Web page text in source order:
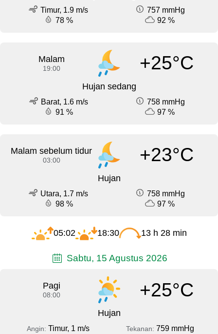
Timur, 1.9 m/s
757 mmHg
78 %
92 %
Malam
19:00 +25°C
Hujan sedang
Barat, 1.6 m/s
758 mmHg
91 %
97 %
Malam sebelum tidur
03:00 +23°C
Hujan
Utara, 1.7 m/s
758 mmHg
98 %
97 %
05:02 18:30 13 h 28 min
Sabtu, 15 Agustus 2026
Pagi
08:00 +25°C
Hujan
Angin: Timur, 1 m/s Tekanan: 759 mmHg